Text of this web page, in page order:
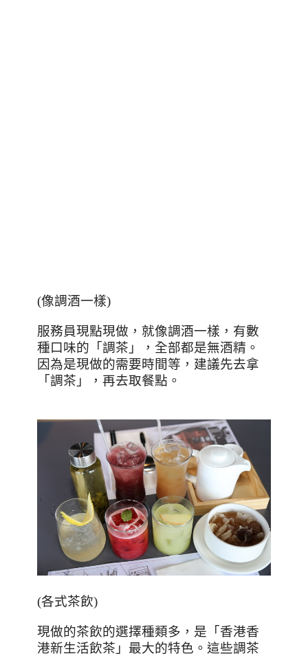
(像調酒一樣)
服務員現點現做，就像調酒一樣，有數
種口味的「調茶」，全部都是無酒精。
因為是現做的需要時間等，建議先去拿
「調茶」，再去取餐點。
(各式茶飲)
現做的茶飲的選擇種類多，是「香港香
港新生活飲茶」最大的特色。這些調茶